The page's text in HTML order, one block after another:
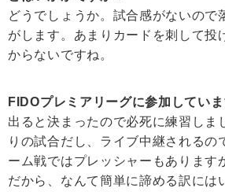
どうでしょうか。試合感がないので
がします。あまりカードを刺して投
からないですね。
FIDOプレミアリーグに参加していま
出ると決まったので必死に練習しま
りの試合だし、ライブ中継されるの
ーム戦ではプレッシャーもあります
だから、なんて簡単に諦める訳には